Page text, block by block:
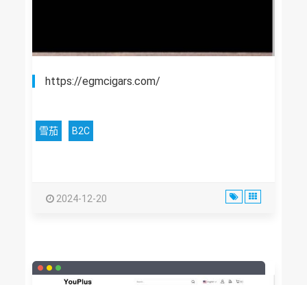
https://egmcigars.com/
雪茄 B2C
2024-12-20